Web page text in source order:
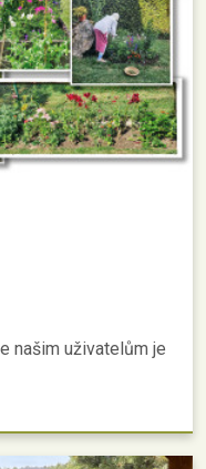
našim uživatelům je